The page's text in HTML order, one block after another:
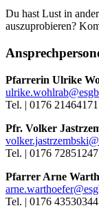
Du hast Lust in
auszuprobieren?
Pfarrerin Ulrike
Tel. | 0176 21464171
Pfr. Volker
Tel. | 0176 72851247
Pfarrer Arne
Tel. | 0176 43530344